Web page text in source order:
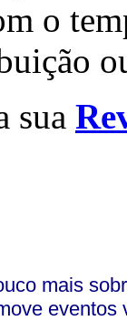
o
sua
mais